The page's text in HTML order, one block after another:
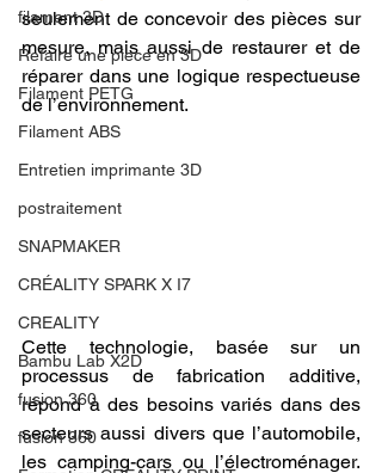
filament 3D
Refaire une piece en 3D
Filament PETG
Filament ABS
Entretien imprimante 3D
postraitement
SNAPMAKER
CRÉALITY SPARK X I7
CREALITY
Bambu Lab X2D
fusion 360
fusion 360
seulement de concevoir des pièces sur
mesure, mais aussi de restaurer et de
réparer dans une logique respectueuse
de l’environnement.
Cette technologie, basée sur un
processus de fabrication additive,
répond à des besoins variés dans des
secteurs aussi divers que l’automobile,
les camping-cars ou l’électroménager.